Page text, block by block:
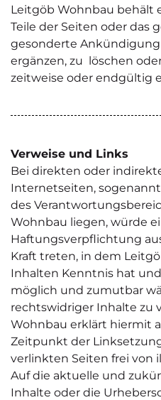
Leitgöb Wohnbau behält
Teile der Seiten oder das
gesonderte Ankündigung
ergänzen, zu löschen
zeitweise oder endgültig
Verweise und Links
Bei direkten oder
Internetseiten,
des
Wohnbau liegen, würde
Haftungsverpflichtung
Kraft treten, in dem
Inhalten Kenntnis hat
möglich und zumutbar
rechtswidriger Inhalte zu
Wohnbau erklärt hiermit
Zeitpunkt der
verlinkten Seiten frei von
Auf die aktuelle und
Inhalte oder die